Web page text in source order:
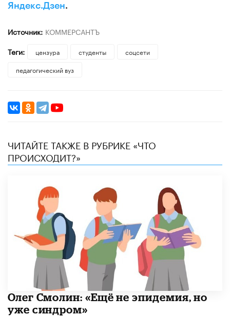
Яндекс.Дзен.
Источник: КОММЕРСАНТЪ
Теги:
цензура студенты
соцсети
педагогический вуз
ЧИТАЙТЕ ТАКЖЕ В РУБРИКЕ «ЧТО
ПРОИСХОДИТ?»
​Олег Смолин: «Ещё не эпидемия, но
уже синдром»